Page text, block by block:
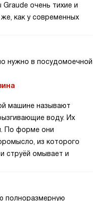
очень тихие и
как у современных
нужно в посудомоечной
машине называют
воду. Их
По форме они
из которого
струёй омывает и
полноразмерную